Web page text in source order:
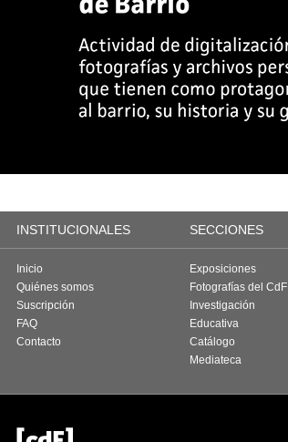
INSTITUCIONALES SECCIONES
Inicio
Quiénes somos
Suscripción
FAQ
Contacto
Exposiciones
Fotografías del CdF
Investigación
Educativa
Catálogo
Mediateca